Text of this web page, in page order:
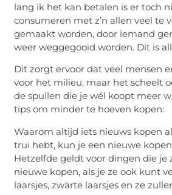
lang ik het kan betalen is er toch
consumeren met z’n allen veel te
gemaakt worden, door iemand
weer weggegooid worden. Dit is
Dit zorgt ervoor dat veel mensen
voor het milieu, maar het scheelt
de spullen die je wél koopt meer
tips om minder te hoeven kopen:
Waarom altijd iets nieuws kopen
trui hebt, kun je een nieuwe
Hetzelfde geldt voor dingen die je
nieuwe kopen, als je ze ook kunt
laarsjes, zwarte laarsjes en ze